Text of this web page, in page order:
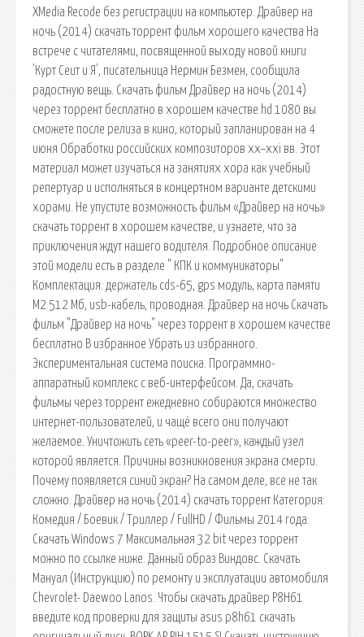
XMedia Recode без регистрации на компьютер. Драйвер на
ночь (2014) скачать торрент фильм хорошего качества На
встрече с читателями, посвященной выходу новой книги
'Курт Сеит и Я', писательница Нермин Безмен, сообщила
радостную вещь. Скачать фильм Драйвер на ночь (2014)
через торрент бесплатно в хорошем качестве hd 1080 вы
сможете после релиза в кино, который запланирован на 4
июня Обработки российских композиторов xx–xxi вв. Этот
материал может изучаться на занятиях хора как учебный
репертуар и исполняться в концертном варианте детскими
хорами. Не упустите возможность фильм «Драйвер на ночь»
скачать торрент в хорошем качестве, и узнаете, что за
приключения ждут нашего водителя. Подробное описание
этой модели есть в разделе " КПК и коммуникаторы"
Комплектация: держатель cds-65, gps модуль, карта памяти
М2 512 Мб, usb-кабель, проводная. Драйвер на ночь Скачать
фильм "Драйвер на ночь" через торрент в хорошем качестве
бесплатно В избранное Убрать из избранного.
Экспериментальная система поиска. Программно-
аппаратный комплекс с веб-интерфейсом. Да, скачать
фильмы через торрент ежедневно собираются множество
интернет-пользователей, и чащё всего они получают
желаемое. Уничтожить сеть «peer-to-peer», каждый узел
которой является. Причины возникновения экрана смерти.
Почему появляется синий экран? На самом деле, все не так
сложно. Драйвер на ночь (2014) скачать торрент Категория:
Комедия / Боевик / Триллер / FullHD / Фильмы 2014 года.
Скачать Windows 7 Максимальная 32 bit через торрент
можно по ссылке ниже. Данный образ Виндовс. Скачать
Мануал (Инструкцию) по ремонту и эксплуатации автомобиля
Chevrolet- Daewoo Lanos. Чтобы скачать драйвер P8H61
введите код проверки для защиты asus p8h61 скачать